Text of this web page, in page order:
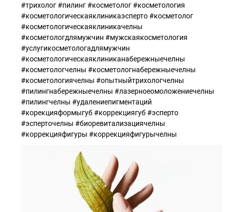
#трихолог #пилинг #косметолог #косметология
#косметологическаяклиникаэсперто #косметолог
#косметологическаяклиникачелны
#косметологдлямужчин #мужскаякосметология
#услугикосметологадлямужчин
#косметологическаяклиниканабережныечелны
#косметологчелны #косметологнабережныечелны
#косметологиячелны #опытныйтрихологчелны
#пилингнабережныечелны #лазерноеомоложениечелны
#пилингчелны #удалениепигментаций
#корекцияформыгуб #коррекциягуб #эсперто
#эсперточелны #биоревитализациячелны
#коррекцияфигуры #коррекцияфигурычелны